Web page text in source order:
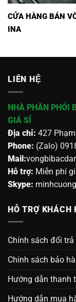
CỬA HÀNG BÁN
INA
LIÊN HỆ
NHÀ PHÂN PHỐI
GIÁ SỈ
Địa chỉ: 427
Phone: (Zalo)
Mail:
Hỗ trợ: Miễn phí
Skype:
HỖ TRỢ KHÁCH
Chính sách đổi trả
Chính sách bảo
Hướng dẫn thanh
Hướng dẫn mua